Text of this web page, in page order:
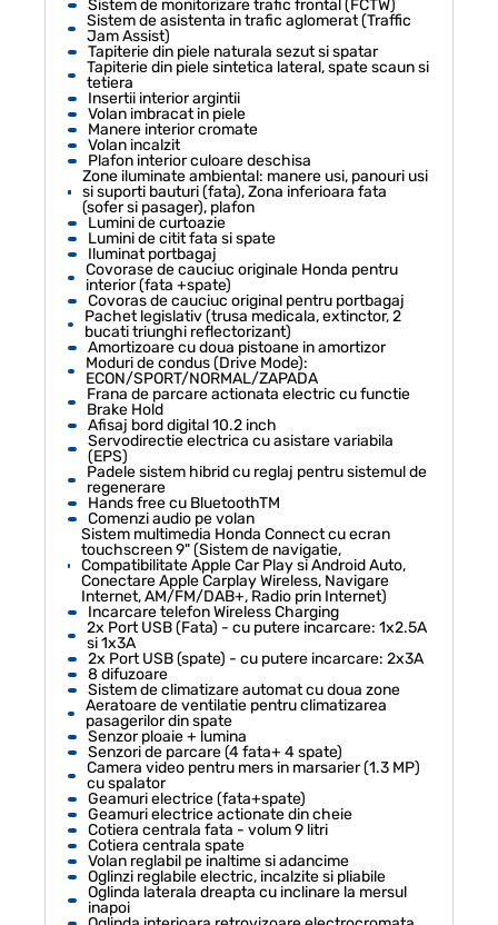
Sistem de monitorizare trafic frontal (FCTW)
Sistem de asistenta in trafic aglomerat (Traffic
Jam Assist)
Tapiterie din piele naturala sezut si spatar
Tapiterie din piele sintetica lateral, spate scaun si
tetiera
Insertii interior argintii
Volan imbracat in piele
Manere interior cromate
Volan incalzit
Plafon interior culoare deschisa
Zone iluminate ambiental: manere usi, panouri usi
si suporti bauturi (fata), Zona inferioara fata
(sofer si pasager), plafon
Lumini de curtoazie
Lumini de citit fata si spate
Iluminat portbagaj
Covorase de cauciuc originale Honda pentru
interior (fata +spate)
Covoras de cauciuc original pentru portbagaj
Pachet legislativ (trusa medicala, extinctor, 2
bucati triunghi reflectorizant)
Amortizoare cu doua pistoane in amortizor
Moduri de condus (Drive Mode):
ECON/SPORT/NORMAL/ZAPADA
Frana de parcare actionata electric cu functie
Brake Hold
Afisaj bord digital 10.2 inch
Servodirectie electrica cu asistare variabila
(EPS)
Padele sistem hibrid cu reglaj pentru sistemul de
regenerare
Hands free cu BluetoothTM
Comenzi audio pe volan
Sistem multimedia Honda Connect cu ecran
touchscreen 9" (Sistem de navigatie,
Compatibilitate Apple Car Play si Android Auto,
Conectare Apple Carplay Wireless, Navigare
Internet, AM/FM/DAB+, Radio prin Internet)
Incarcare telefon Wireless Charging
2x Port USB (Fata) - cu putere incarcare: 1x2.5A
si 1x3A
2x Port USB (spate) - cu putere incarcare: 2x3A
8 difuzoare
Sistem de climatizare automat cu doua zone
Aeratoare de ventilatie pentru climatizarea
pasagerilor din spate
Senzor ploaie + lumina
Senzori de parcare (4 fata+ 4 spate)
Camera video pentru mers in marsarier (1.3 MP)
cu spalator
Geamuri electrice (fata+spate)
Geamuri electrice actionate din cheie
Cotiera centrala fata - volum 9 litri
Cotiera centrala spate
Volan reglabil pe inaltime si adancime
Oglinzi reglabile electric, incalzite si pliabile
Oglinda laterala dreapta cu inclinare la mersul
inapoi